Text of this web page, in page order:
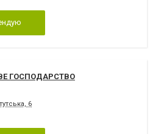
ГОСПОДАРСТВО
6